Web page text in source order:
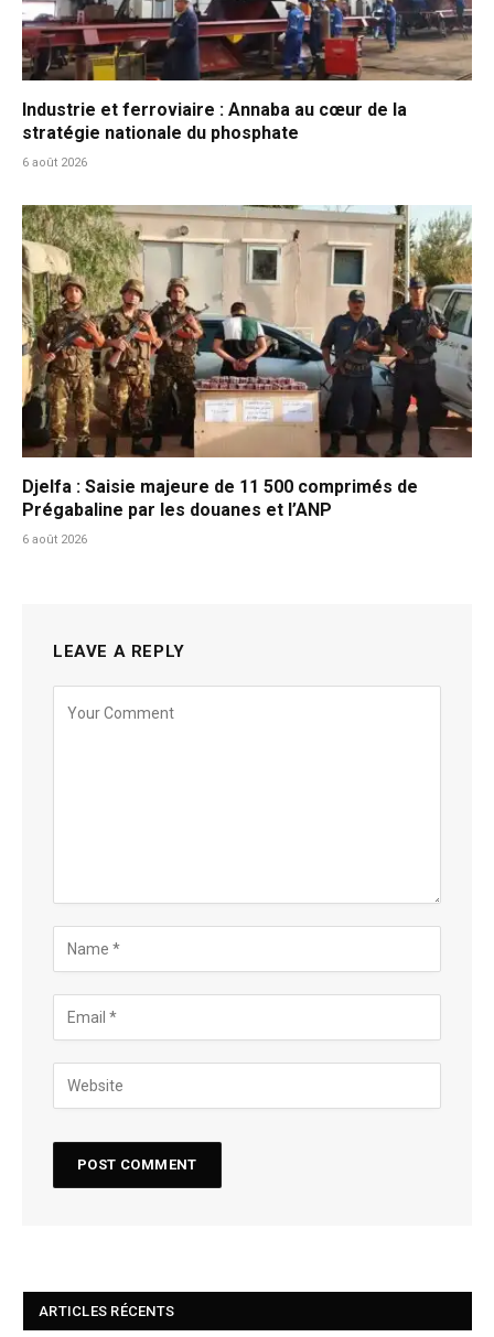
Industrie et ferroviaire : Annaba au cœur de la
stratégie nationale du phosphate
6 août 2026
Djelfa : Saisie majeure de 11 500 comprimés de
Prégabaline par les douanes et l’ANP
6 août 2026
LEAVE A REPLY
ARTICLES RÉCENTS